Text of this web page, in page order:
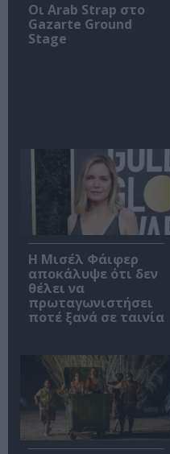
Οι Arab Strap στο
Gazarte Ground
Stage
Η Μισέλ Φάιφερ
αποκάλυψε ότι δεν
θέλει να
πρωταγωνιστήσει
ποτέ ξανά σε ταινία